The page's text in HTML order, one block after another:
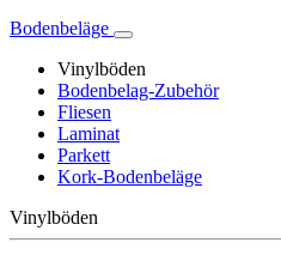
Bodenbeläge
Vinylböden
Bodenbelag-Zubehör
Fliesen
Laminat
Parkett
Kork-Bodenbeläge
Vinylböden